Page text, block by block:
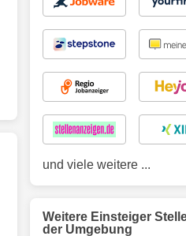
und viele weitere ...
Weitere Einsteiger
der Umgebung